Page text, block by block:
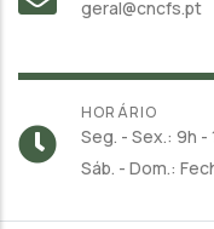
geral@cncfs.pt
HORÁRIO
Seg. - Sex.: 9h -
Sáb. - Dom.: